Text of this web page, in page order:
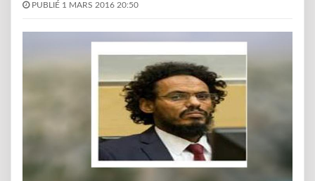
PUBLIÉ 1 MARS 2016 20:50